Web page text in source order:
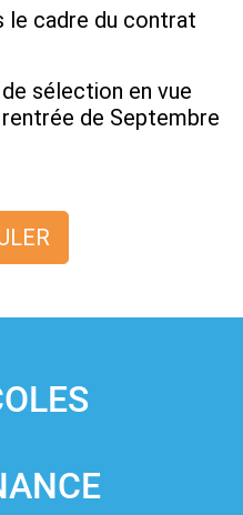
le cadre du contrat
sélection en vue
de Septembre